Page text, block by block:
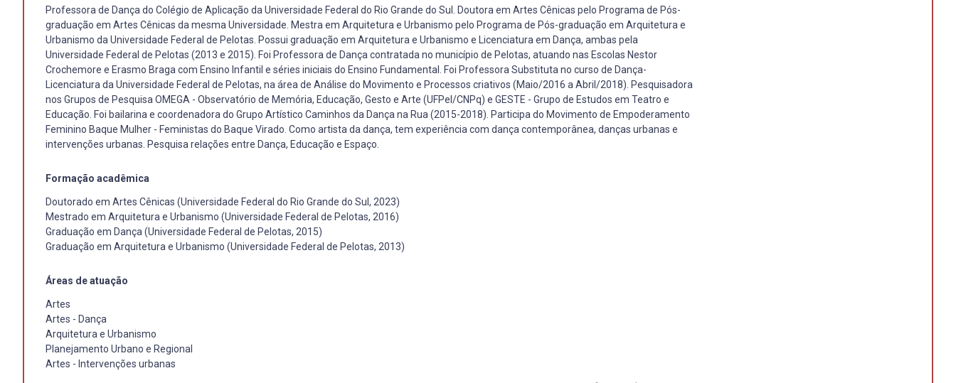
Professora de Dança do Colégio de Aplicação da Universidade Federal do Rio Grande do Sul. Doutora em Artes Cênicas pelo Programa de Pós-
graduação em Artes Cênicas da mesma Universidade. Mestra em Arquitetura e Urbanismo pelo Programa de Pós-graduação em Arquitetura e
Urbanismo da Universidade Federal de Pelotas. Possui graduação em Arquitetura e Urbanismo e Licenciatura em Dança, ambas pela
Universidade Federal de Pelotas (2013 e 2015). Foi Professora de Dança contratada no município de Pelotas, atuando nas Escolas Nestor
Crochemore e Erasmo Braga com Ensino Infantil e séries iniciais do Ensino Fundamental. Foi Professora Substituta no curso de Dança-
Licenciatura da Universidade Federal de Pelotas, na área de Análise do Movimento e Processos criativos (Maio/2016 a Abril/2018). Pesquisadora
nos Grupos de Pesquisa OMEGA - Observatório de Memória, Educação, Gesto e Arte (UFPel/CNPq) e GESTE - Grupo de Estudos em Teatro e
Educação. Foi bailarina e coordenadora do Grupo Artístico Caminhos da Dança na Rua (2015-2018). Participa do Movimento de Empoderamento
Feminino Baque Mulher - Feministas do Baque Virado. Como artista da dança, tem experiência com dança contemporânea, danças urbanas e
intervenções urbanas. Pesquisa relações entre Dança, Educação e Espaço.
Formação acadêmica
Doutorado em Artes Cênicas (Universidade Federal do Rio Grande do Sul, 2023)
Mestrado em Arquitetura e Urbanismo (Universidade Federal de Pelotas, 2016)
Graduação em Dança (Universidade Federal de Pelotas, 2015)
Graduação em Arquitetura e Urbanismo (Universidade Federal de Pelotas, 2013)
Áreas de atuação
Artes
Artes - Dança
Arquitetura e Urbanismo
Planejamento Urbano e Regional
Artes - Intervenções urbanas